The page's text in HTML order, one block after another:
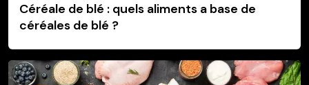
Céréale de blé : quels aliments a base de
céréales de blé ?